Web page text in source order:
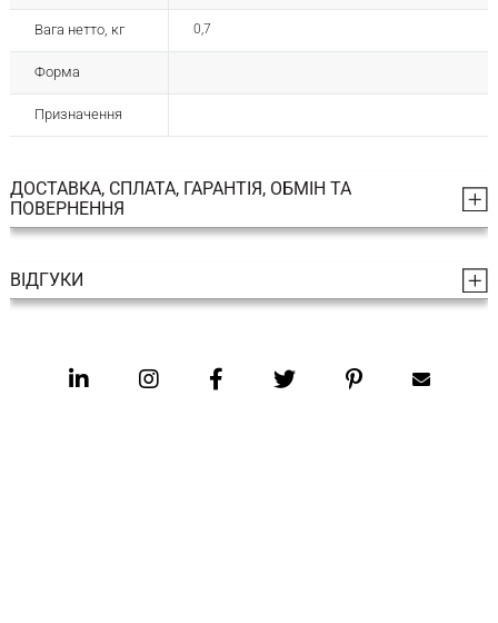
Вага нетто, кг 0,7
Форма
Призначення
ДОСТАВКА, СПЛАТА, ГАРАНТІЯ, ОБМІН ТА
ПОВЕРНЕННЯ
ВІДГУКИ